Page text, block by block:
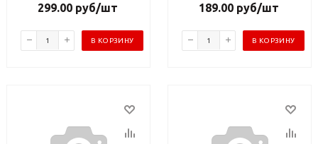
299.00руб/шт
В КОРЗИНУ
189.00руб/шт
В КОРЗИНУ